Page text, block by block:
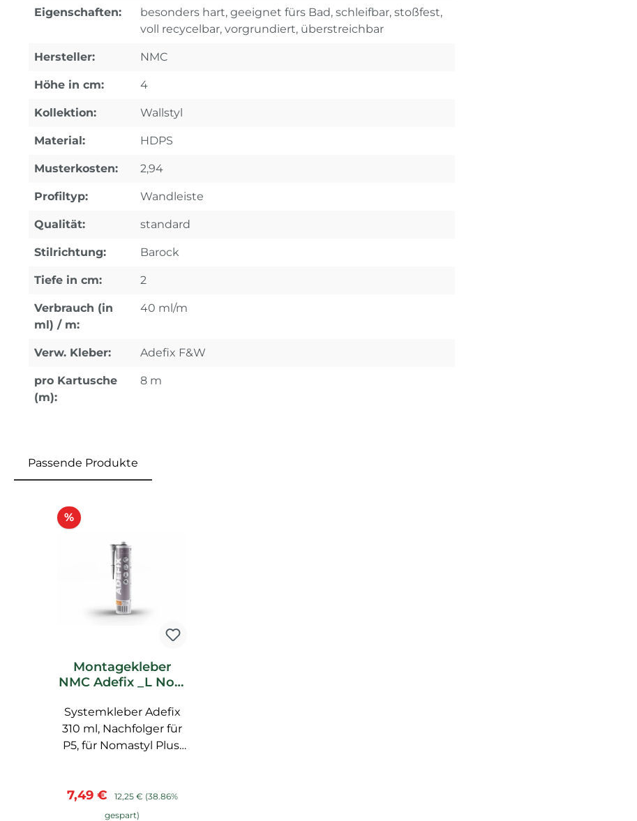
Eigenschaften:
besonders hart, geeignet fürs Bad, schleifbar, stoßfest,
voll recycelbar, vorgrundiert, überstreichbar
Hersteller: NMC
Höhe in cm: 4
Kollektion: Wallstyl
Material: HDPS
Musterkosten: 2,94
Profiltyp: Wandleiste
Qualität: standard
Stilrichtung: Barock
Tiefe in cm: 2
Verbrauch (in
ml) / m:
40 ml/m
Verw. Kleber: Adefix F&W
pro Kartusche
(m):
8 m
Passende Produkte
%Rabatt
Montagekleber
NMC Adefix _L Noel
Spachtelkleber
Systemkleber Adefix
310 ml, Nachfolger für
P5, für Nomastyl Plus,
starke
Anfangshaftung,
Verkaufspreis:
7,49 € Regulärer Preis:
12,25 € (38.86%
gespart)